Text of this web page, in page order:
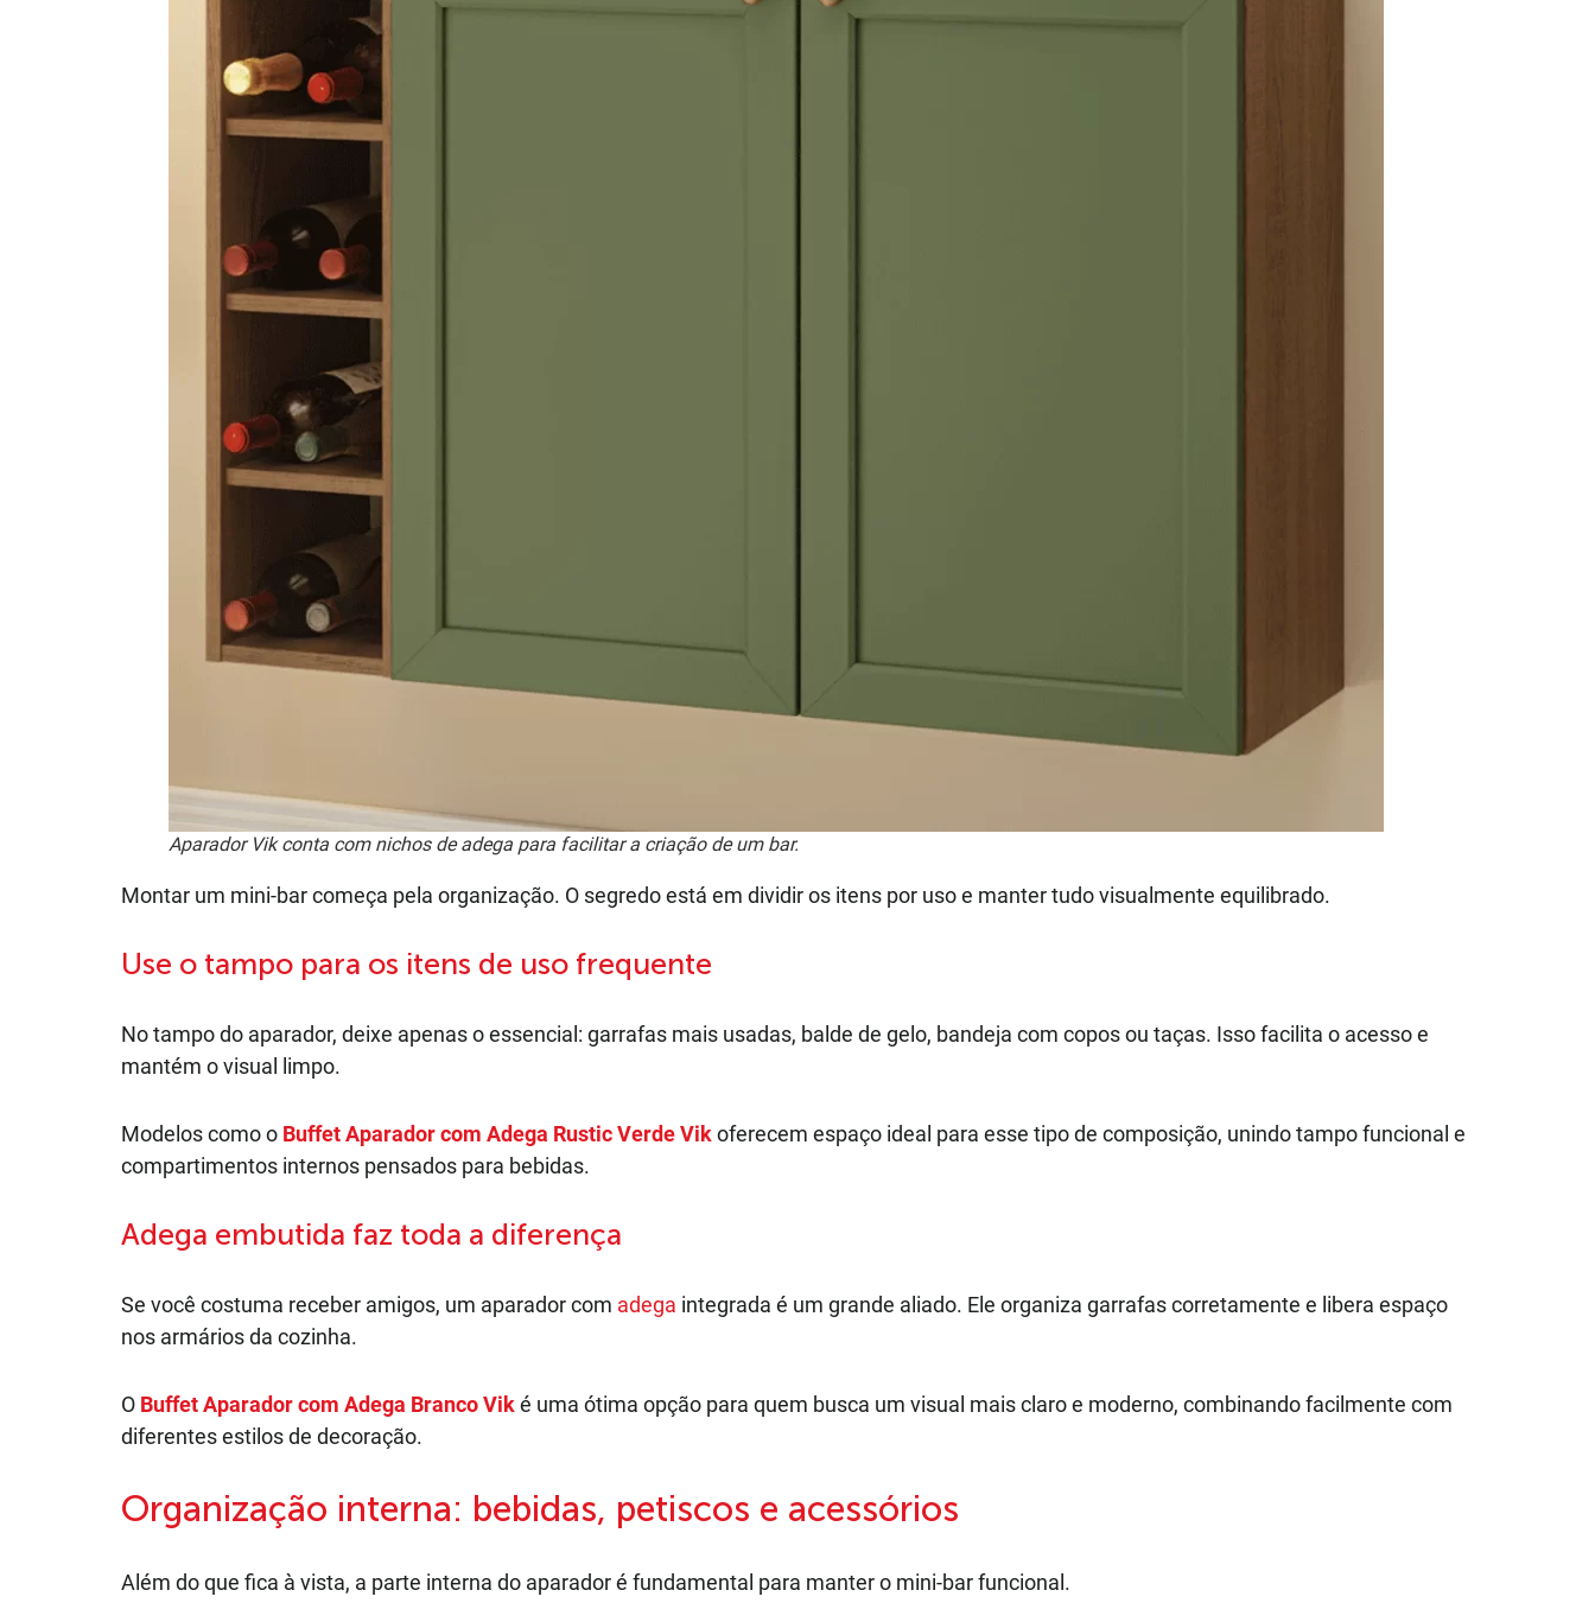
Aparador Vik conta com nichos de adega para facilitar a criação de um bar.
Montar um mini-bar começa pela organização. O segredo está em dividir os itens por uso e manter tudo visualmente equilibrado.
Use o tampo para os itens de uso frequente
No tampo do aparador, deixe apenas o essencial: garrafas mais usadas, balde de gelo, bandeja com copos ou taças. Isso facilita o acesso e
mantém o visual limpo.
Modelos como o Buffet Aparador com Adega Rustic Verde Vikoferecem espaço ideal para esse tipo de composição, unindo tampo funcional e
compartimentos internos pensados para bebidas.
Adega embutida faz toda a diferença
Se você costuma receber amigos, um aparador com adega integrada é um grande aliado. Ele organiza garrafas corretamente e libera espaço
nos armários da cozinha.
O Buffet Aparador com Adega Branco Viké uma ótima opção para quem busca um visual mais claro e moderno, combinando facilmente com
diferentes estilos de decoração.
Organização interna: bebidas, petiscos e acessórios
Além do que fica à vista, a parte interna do aparador é fundamental para manter o mini-bar funcional.